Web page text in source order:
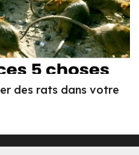
des rats dans votre